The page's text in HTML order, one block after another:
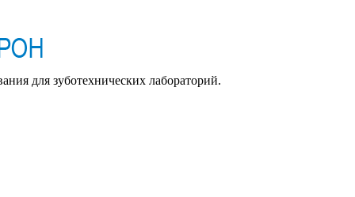
для зуботехнических лабораторий.